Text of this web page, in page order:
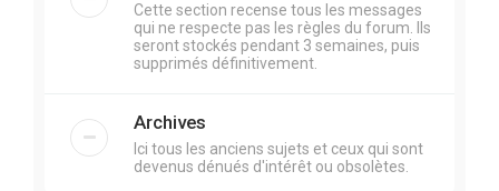
Cette section recense tous les messages
qui ne respecte pas les règles du forum. Ils
seront stockés pendant 3 semaines, puis
supprimés définitivement.
Archives
Ici tous les anciens sujets et ceux qui sont
devenus dénués d'intérêt ou obsolètes.